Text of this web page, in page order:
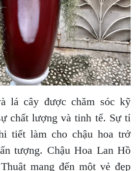
lá cây được chăm sóc kỹ
chất lượng và tinh tế. Sự tỉ
tiết làm cho chậu hoa trở
tượng. Chậu Hoa Lan Hồ
mang đến một vẻ đẹp